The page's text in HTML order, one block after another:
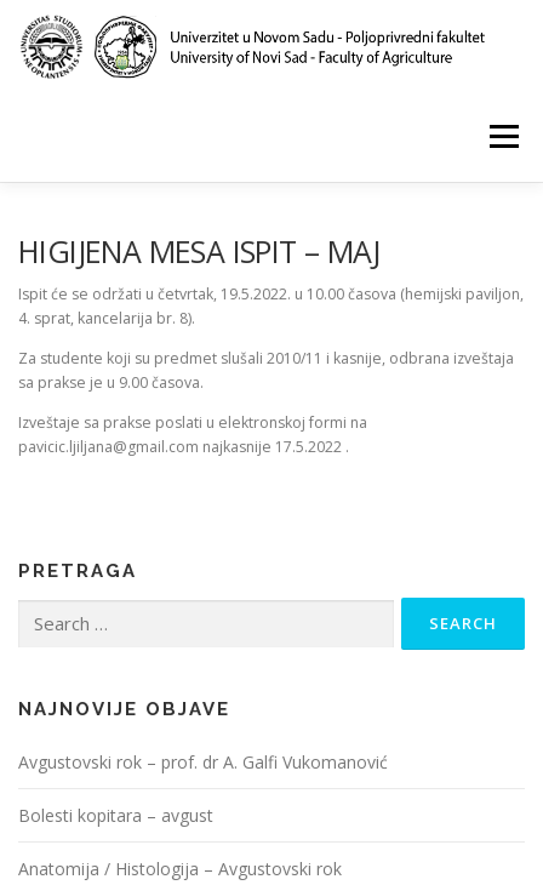
content
Menu
KLINIKA I LABORATORIJE
HIGIJENA MESA ISPIT – MAJ
Ispit će se održati u četvrtak, 19.5.2022. u 10.00 časova (hemijski paviljon,
4. sprat, kancelarija br. 8).
Za studente koji su predmet slušali 2010/11 i kasnije, odbrana izveštaja
sa prakse je u 9.00 časova.
Izveštaje sa prakse poslati u elektronskoj formi na
pavicic.ljiljana@gmail.com najkasnije 17.5.2022 .
PRETRAGA
for:
NAJNOVIJE OBJAVE
Avgustovski rok – prof. dr A. Galfi Vukomanović
Bolesti kopitara – avgust
Anatomija / Histologija – Avgustovski rok